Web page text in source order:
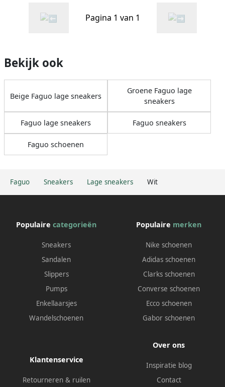
Faguo Sneakers Lage sneakers Wit
Pagina 1 van 1
Bekijk ook
Beige Faguo lage sneakers
Groene Faguo lage
sneakers
Faguo lage sneakers Faguo sneakers
Faguo schoenen
Populaire categorieën
Sneakers
Sandalen
Slippers
Pumps
Enkellaarsjes
Wandelschoenen
Populaire merken
Nike schoenen
Adidas schoenen
Clarks schoenen
Converse schoenen
Ecco schoenen
Gabor schoenen
Klantenservice
Retourneren & ruilen
Over ons
Inspiratie blog
Contact